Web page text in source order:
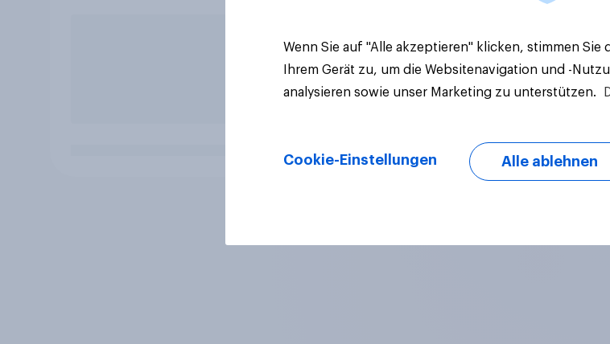
Wenn Sie auf "Alle akzeptieren" klicken, stimmen Sie
Ihrem Gerät zu, um die Websitenavigation und -
analysieren sowie unser Marketing zu unterstützen.
Cookie-Einstellungen Alle ablehnen